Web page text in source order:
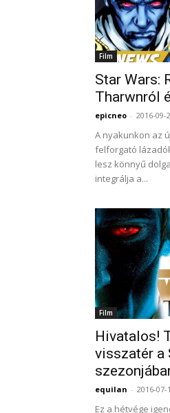
Film
Star Wars:
Tharwnról
epicneo - 2016-09-
A nyakunkon az
felforgató
lesz könnyű
integrálja a...
Film
Hivatalos!
visszatér a
equilan - 2016-07-
Ez a hétvége